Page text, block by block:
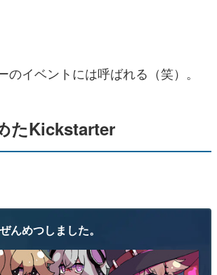
イベントには呼ばれる（笑）。
たKickstarter
んめつしました。